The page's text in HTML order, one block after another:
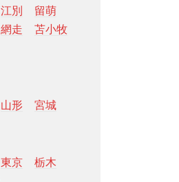
江別
留萌
網走
苫小牧
山形 宮城
東京
栃木